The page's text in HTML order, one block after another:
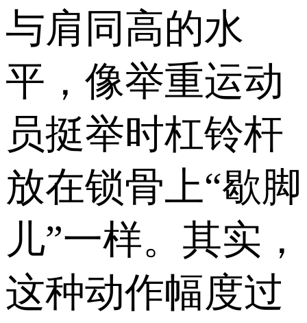
与肩同高的水
平，像举重运动
员挺举时杠铃杆
放在锁骨上“歇脚
儿”一样。其实，
这种动作幅度过